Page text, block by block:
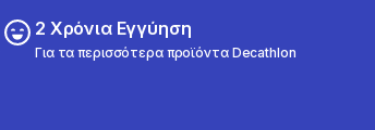
2 Χρόνια Εγγύηση
Για τα περισσότερα προϊόντα Decathlon